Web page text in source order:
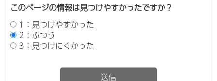
このページの情報は見つけやすかったですか？
1：見つけやすかった
2：ふつう
3：見つけにくかった